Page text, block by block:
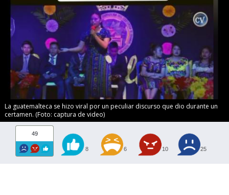
La guatemalteca se hizo viral por un peculiar discurso que dio durante un
certamen. (Foto: captura de video)
49
8 6 10 25